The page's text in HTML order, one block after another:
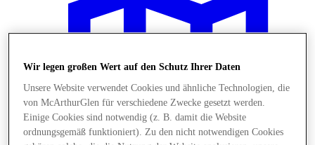
Wir legen großen Wert auf den Schutz Ihrer Daten
Unsere Website verwendet Cookies und ähnliche Technologien, die
von McArthurGlen für verschiedene Zwecke gesetzt werden.
Einige Cookies sind notwendig (z. B. damit die Website
ordnungsgemäß funktioniert). Zu den nicht notwendigen Cookies